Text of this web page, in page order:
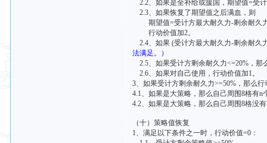
2.2、如果是全补给或援国，期望值=受
2.3、如果恢复了期望值之后满血，则
期望值=受计方最大耐久力-剩余耐久
行动价值加2。
2.4、如果 (受计方最大耐久力-剩余耐久
法满足。）
2.5、如果受计方剩余耐久力<=20%，那
2.6、如果对自己使用，行动价值加1。
3、如果受计方剩余耐久力>=50%，那么行
4.1、如果是大策略，那么自己周围8格有
4.2、如果是大策略，那么自己周围8格没
（十）策略值恢复
1、满足以下条件之一时，行动价值=0：